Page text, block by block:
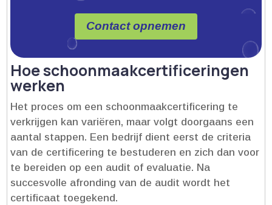
Contact opnemen
Hoe schoonmaakcertificeringen
werken
Het proces om een schoonmaakcertificering te
verkrijgen kan variëren, maar volgt doorgaans een
aantal stappen.​ Een bedrijf dient eerst de criteria
van de certificering te bestuderen en zich dan voor
te bereiden op een audit of evaluatie.​ Na
succesvolle afronding van de audit wordt het
certificaat toegekend.​